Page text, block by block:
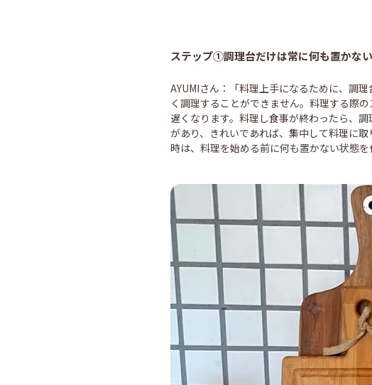
ステップ①調理台だけは常に何も置かない
AYUMIさん：「料理上手になるために、調
く調理することができません。料理する際
遅くなります。料理し食事が終わったら、
があり、きれいであれば、集中して料理に
時は、料理を始める前に何も置かない状態を